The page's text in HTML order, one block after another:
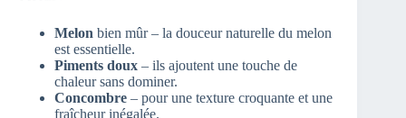
Melon bien mûr – la douceur naturelle du melon
est essentielle.
Piments doux – ils ajoutent une touche de
chaleur sans dominer.
Concombre – pour une texture croquante et une
fraîcheur inégalée.